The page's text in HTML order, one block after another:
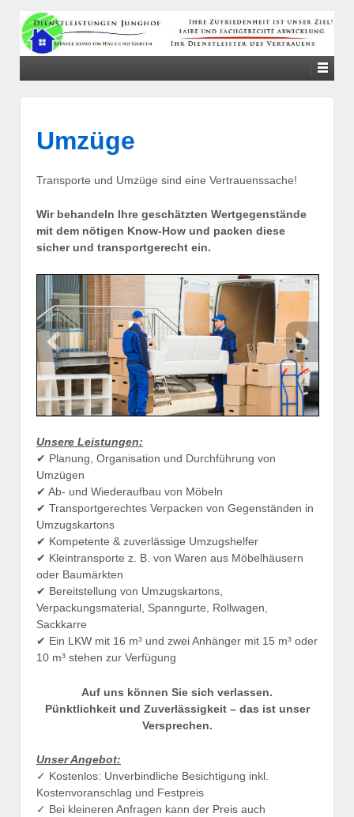
SKIP
TO
CONTENT
Umzüge
Transporte und Umzüge sind eine Vertrauenssache!
Wir behandeln Ihre geschätzten Wertgegenstände
mit dem nötigen Know-How und packen diese
sicher und transportgerecht ein.
Unsere Leistungen:
✔ Planung, Organisation und Durchführung von
Umzügen
✔ Ab- und Wiederaufbau von Möbeln
✔ Transportgerechtes Verpacken von Gegenständen in
Umzugskartons
✔ Kompetente & zuverlässige Umzugshelfer
✔ Kleintransporte z. B. von Waren aus Möbelhäusern
oder Baumärkten
✔ Bereitstellung von Umzugskartons,
Verpackungsmaterial, Spanngurte, Rollwagen,
Sackkarre
✔ Ein LKW mit 16 m³ und zwei Anhänger mit 15 m³ oder
10 m³ stehen zur Verfügung
Auf uns können Sie sich verlassen.
Pünktlichkeit und Zuverlässigkeit – das ist unser
Versprechen.
Unser Angebot:
✓ Kostenlos: Unverbindliche Besichtigung inkl.
Kostenvoranschlag und Festpreis
✓ Bei kleineren Anfragen kann der Preis auch